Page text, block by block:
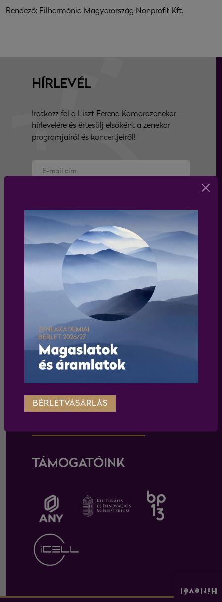
Rendező: Filharmónia Magyarország Nonprofit Kft.
HÍRLEVÉL
Iratkozz fel a Liszt Ferenc Kamarazenekar
hírlevelére és értesülj elsőként a zenekar
programjairól és koncertjeiről!
Elfogadom azadatkezelési tájékoztatót
feliratkozás
WEBSHOP
Körülnézek a webshopban
TÁMOGATÓINK
Hírlevél
BÉRLETVÁSÁRLÁS